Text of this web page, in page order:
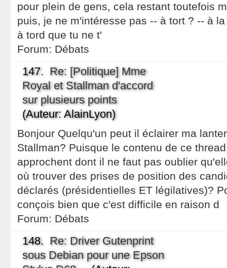
pour plein de gens, cela restant toutefois
puis, je ne m'intéresse pas -- à tort ? -- à
à tord que tu ne t'
Forum: Débats
147. Re: [Politique] Mme
Royal et Stallman d'accord
sur plusieurs points
(Auteur: AlainLyon)
Bonjour Quelqu'un peut il éclairer ma
Stallman? Puisque le contenu de ce
approchent dont il ne faut pas oublier
où trouver des prises de position des
déclarés (présidentielles ET légilatives)?
conçois bien que c'est difficile en raison d
Forum: Débats
148. Re: Driver Gutenprint
sous Debian pour une Epson